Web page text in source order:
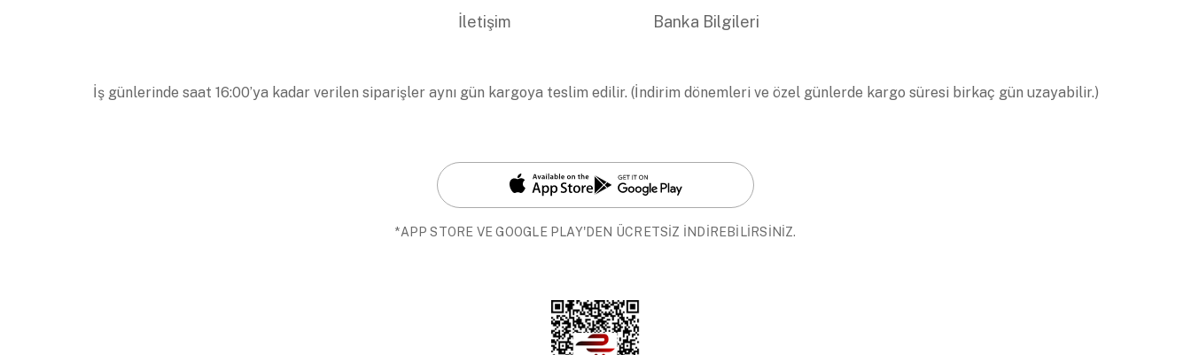
İletişim Banka Bilgileri
İş günlerinde saat 16:00’ya kadar verilen siparişler aynı gün kargoya teslim edilir. (İndirim dönemleri ve özel günlerde kargo süresi birkaç gün uzayabilir.)
*APP STORE VE GOOGLE PLAY'DEN ÜCRETSİZ İNDİREBİLİRSİNİZ.